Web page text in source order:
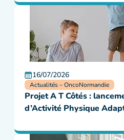
16/07/2026
Actualités – OncoNormandie
Projet A T Côtés :
d’Activité Physique